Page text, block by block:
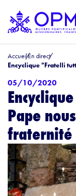
AccueilEn direct
Encyclique "Fratelli
05/10/2020
Pape
fraternité